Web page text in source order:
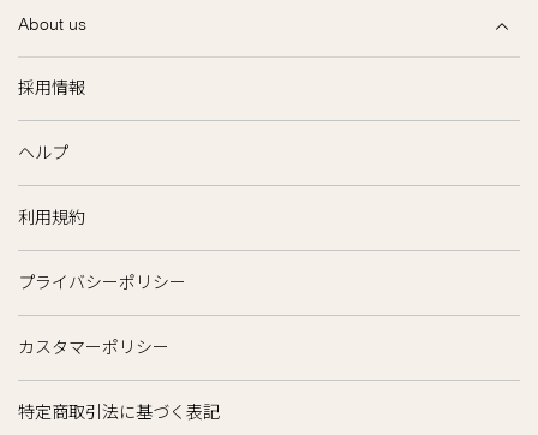
About us
採用情報
ヘルプ
利用規約
プライバシーポリシー
カスタマーポリシー
特定商取引法に基づく表記